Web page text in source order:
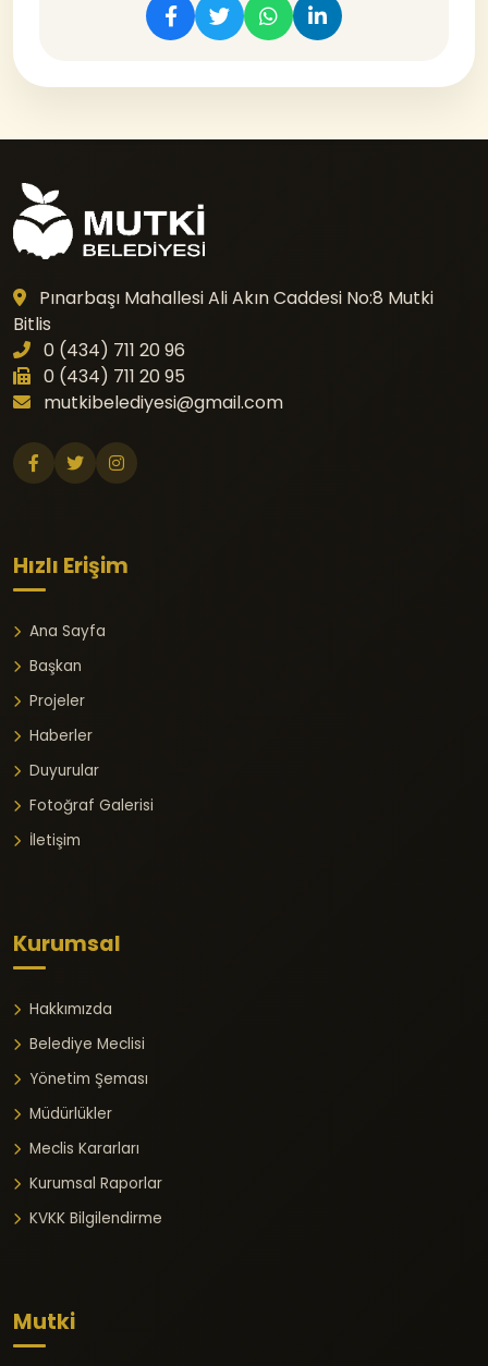
Pınarbaşı Mahallesi Ali Akın Caddesi No:8 Mutki
Bitlis
0 (434) 711 20 96
0 (434) 711 20 95
mutkibelediyesi@gmail.com
Hızlı Erişim
Ana Sayfa
Başkan
Projeler
Haberler
Duyurular
Fotoğraf Galerisi
İletişim
Kurumsal
Hakkımızda
Belediye Meclisi
Yönetim Şeması
Müdürlükler
Meclis Kararları
Kurumsal Raporlar
KVKK Bilgilendirme
Mutki